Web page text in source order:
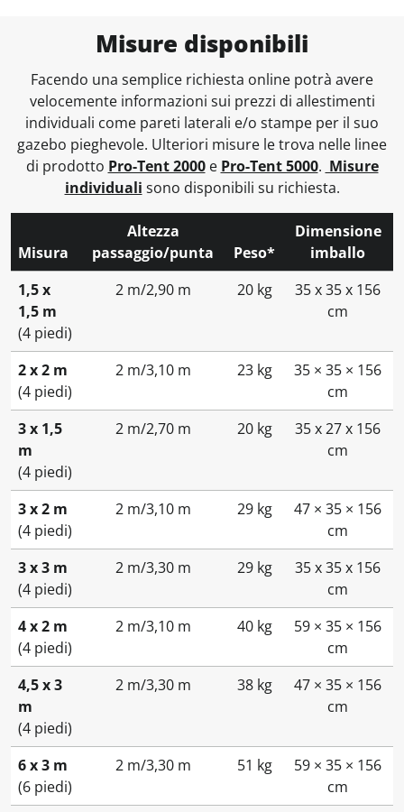
Misure disponibili
Facendo una semplice richiesta online potrà avere
velocemente informazioni sui prezzi di allestimenti
individuali come pareti laterali e/o stampe per il suo
gazebo pieghevole. Ulteriori misure le trova nelle linee
di prodotto Pro‑Tent 2000e Pro‑Tent 5000. Misure
individuali sono disponibili su richiesta.
Misura
Altezza
passaggio/punta
Peso*
Dimensione
imballo
1,5 x
1,5 m
(4 piedi)
2 m/2,90 m 20 kg
35 x 35 x 156
cm
2 x 2 m
(4 piedi)
2 m/3,10 m 23 kg
35 × 35 × 156
cm
3 x 1,5
m
(4 piedi)
2 m/2,70 m 20 kg
35 x 27 x 156
cm
3 x 2 m
(4 piedi)
2 m/3,10 m 29 kg
47 × 35 × 156
cm
3 x 3 m
(4 piedi)
2 m/3,30 m 29 kg
35 x 35 x 156
cm
4 x 2 m
(4 piedi)
2 m/3,10 m 40 kg
59 × 35 × 156
cm
4,5 x 3
m
(4 piedi)
2 m/3,30 m 38 kg
47 × 35 × 156
cm
6 x 3 m
(6 piedi)
2 m/3,30 m 51 kg
59 × 35 × 156
cm